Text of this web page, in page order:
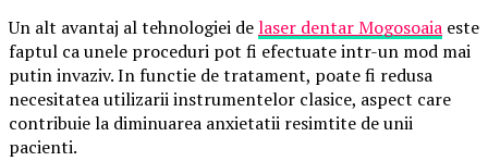
Un alt avantaj al tehnologiei delaser dentar Mogosoaia este
faptul ca unele proceduri pot fi efectuate intr-un mod mai
putin invaziv. In functie de tratament, poate fi redusa
necesitatea utilizarii instrumentelor clasice, aspect care
contribuie la diminuarea anxietatii resimtite de unii
pacienti.